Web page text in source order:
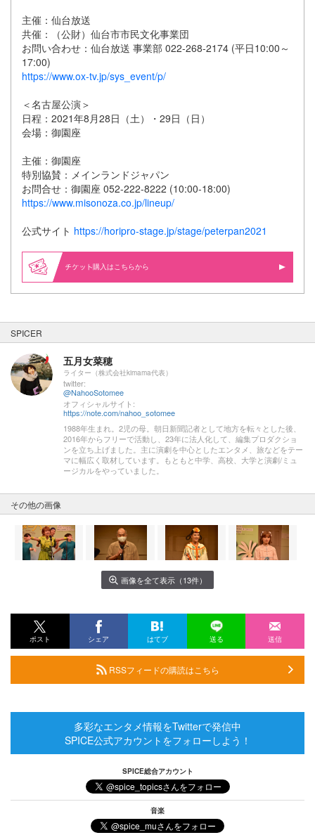
主催：仙台放送
共催：（公財）仙台市市民文化事業団
お問い合わせ：仙台放送 事業部 022-268-2174 (平日10:00～
17:00)
https://www.ox-tv.jp/sys_event/p/
＜名古屋公演＞
日程：2021年8月28日（土）・29日（日）
会場：御園座
主催：御園座
特別協賛：メインランドジャパン
お問合せ：御園座 052-222-8222 (10:00-18:00)
https://www.misonoza.co.jp/lineup/
公式サイト https://horipro-stage.jp/stage/peterpan2021
購入はこちらから
SPICER
五月女菜穂
ライター（株式会社kimama代表）
twitter:
@NahooSotomee
オフィシャルサイト:
https://note.com/nahoo_sotomee
1988年生まれ。2児の母。朝日新聞記者として地方を転々とした後、
2016年からフリーで活動し、23年に法人化して、編集プロダクショ
ンを立ち上げました。主に演劇を中心としたエンタメ、旅などをテー
マに幅広く取材しています。もともと中学、高校、大学と演劇/ミュ
ージカルをやっていました。
その他の画像
画像を全て表示（13件）
ポスト シェア はてブ 送る 送信
RSSフィードの購読はこちら
多彩なエンタメ情報をTwitterで発信中
SPICE公式アカウントをフォローしよう！
SPICE総合アカウント
音楽